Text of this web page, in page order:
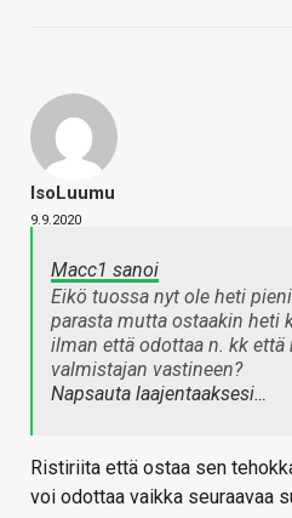
IsoLuumu
9.9.2020
Macc1 sanoi
Eikö tuossa nyt ole heti
parasta mutta ostaakin heti
ilman että odottaa n. kk että
valmistajan vastineen?
Napsauta laajentaaksesi…
Ristiriita että ostaa sen
voi odottaa vaikka seuraavaa